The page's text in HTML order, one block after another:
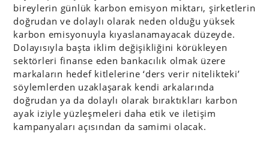
bireylerin günlük karbon emisyon miktarı, şirketlerin
doğrudan ve dolaylı olarak neden olduğu yüksek
karbon emisyonuyla kıyaslanamayacak düzeyde.
Dolayısıyla başta iklim değişikliğini körükleyen
sektörleri finanse eden bankacılık olmak üzere
markaların hedef kitlelerine ‘ders verir nitelikteki’
söylemlerden uzaklaşarak kendi arkalarında
doğrudan ya da dolaylı olarak bıraktıkları karbon
ayak iziyle yüzleşmeleri daha etik ve iletişim
kampanyaları açısından da samimi olacak.